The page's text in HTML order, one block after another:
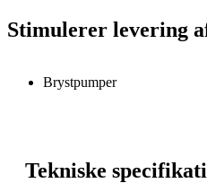
Stimulerer levering
Brystpumper
Tekniske